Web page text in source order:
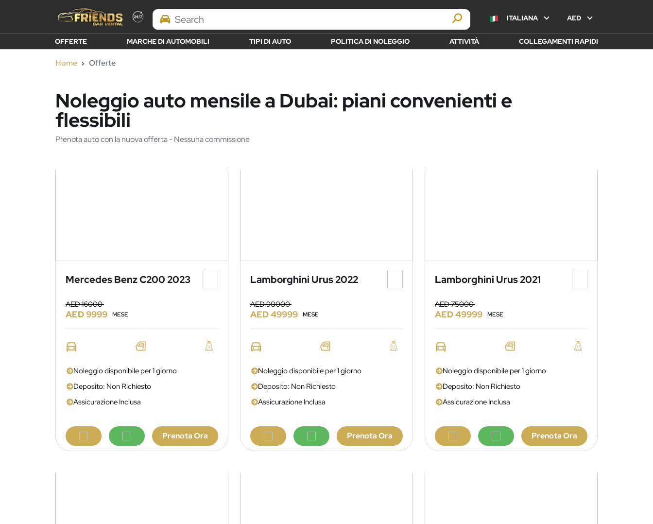
Search Brands ITALIANA AED
OFFERTE MARCHE DI AUTOMOBILI TIPI DI AUTO POLITICA DI NOLEGGIO ATTIVITÀ COLLEGAMENTI RAPIDI
Home Offerte
Noleggio auto mensile a Dubai: piani convenienti e
flessibili
Prenota auto con la nuova offerta - Nessuna commissione
Mercedes Benz C200 2023
AED 16000
AED 9999 MESE
Noleggio disponibile per 1 giorno
Deposito: Non Richiesto
Assicurazione Inclusa
Prenota Ora
Lamborghini Urus 2022
AED 90000
AED 49999 MESE
Noleggio disponibile per 1 giorno
Deposito: Non Richiesto
Assicurazione Inclusa
Prenota Ora
Lamborghini Urus 2021
AED 75000
AED 49999 MESE
Noleggio disponibile per 1 giorno
Deposito: Non Richiesto
Assicurazione Inclusa
Prenota Ora